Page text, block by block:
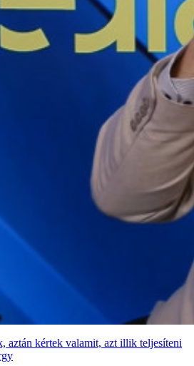
aztán kértek valamit, azt illik teljesíteni